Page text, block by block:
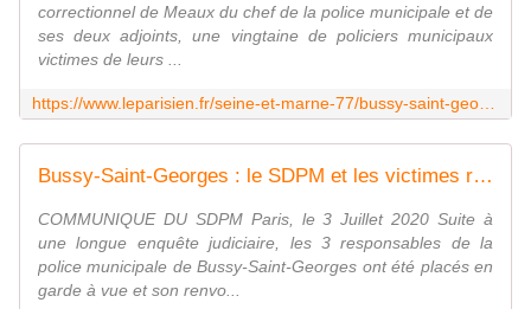
correctionnel de Meaux du chef de la police municipale et de
ses deux adjoints, une vingtaine de policiers municipaux
victimes de leurs ...
Bussy-Saint-Georges : le SDPM et les victimes représentées par Me Thibault de MONTBRIAL - Syndicat de la Police Municipale N°1 : SDPM / National
COMMUNIQUE DU SDPM Paris, le 3 Juillet 2020 Suite à
une longue enquête judiciaire, les 3 responsables de la
police municipale de Bussy-Saint-Georges ont été placés en
garde à vue et son renvo...